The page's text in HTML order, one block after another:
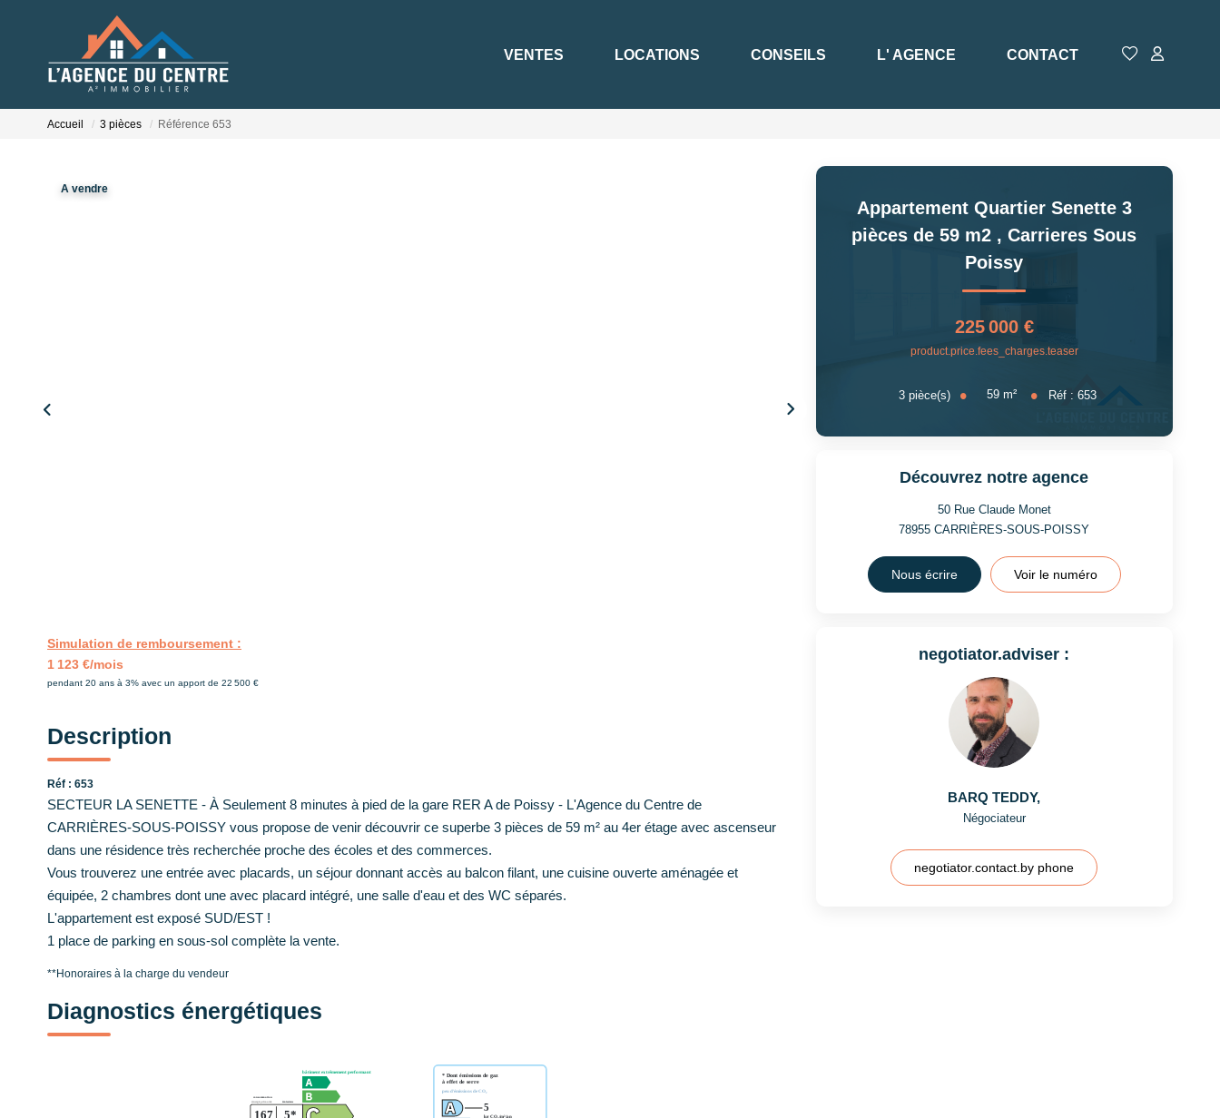
VENTES LOCATIONS CONSEILS L' AGENCE CONTACT
Accueil 3 pièces Référence 653
A vendre
Simulation de remboursement :
1 123 €/mois
pendant 20 ans à 3% avec un apport de 22 500 €
Description
Réf : 653
SECTEUR LA SENETTE - À Seulement 8 minutes à pied de la gare RER A de Poissy - L'Agence du Centre de
CARRIÈRES-SOUS-POISSY vous propose de venir découvrir ce superbe 3 pièces de 59 m² au 4er étage avec ascenseur
dans une résidence très recherchée proche des écoles et des commerces.
Vous trouverez une entrée avec placards, un séjour donnant accès au balcon filant, une cuisine ouverte aménagée et
équipée, 2 chambres dont une avec placard intégré, une salle d'eau et des WC séparés.
L'appartement est exposé SUD/EST !
1 place de parking en sous-sol complète la vente.
**Honoraires à la charge du vendeur
Diagnostics énergétiques
Appartement Quartier Senette 3
pièces de 59 m2 ,Carrieres Sous
Poissy
225 000 €
product.price.fees_charges.teaser
3pièce(s) 59m² Réf :653
Découvrez notre agence
50 Rue Claude Monet
78955CARRIÈRES-SOUS-POISSY
Nous écrire Voir le numéro
negotiator.adviser :
BARQ TEDDY,
Négociateur
negotiator.contact.by phone